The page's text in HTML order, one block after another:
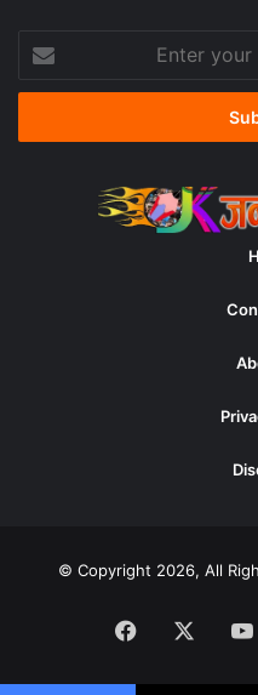
your
Email
© Copyright 2026, All
Facebook